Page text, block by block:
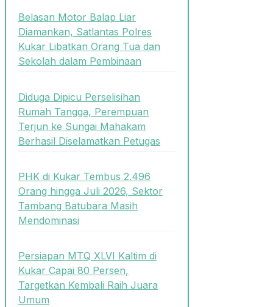
Belasan Motor Balap Liar
Diamankan, Satlantas Polres
Kukar Libatkan Orang Tua dan
Sekolah dalam Pembinaan
Diduga Dipicu Perselisihan
Rumah Tangga, Perempuan
Terjun ke Sungai Mahakam
Berhasil Diselamatkan Petugas
PHK di Kukar Tembus 2.496
Orang hingga Juli 2026, Sektor
Tambang Batubara Masih
Mendominasi
Persiapan MTQ XLVI Kaltim di
Kukar Capai 80 Persen,
Targetkan Kembali Raih Juara
Umum